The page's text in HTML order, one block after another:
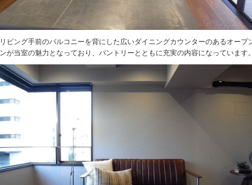
リビング手前のバルコニーを背にした広いダイニングカウンターのあるオープ
ンが当室の魅力となっており、パントリーとともに充実の内容になっています